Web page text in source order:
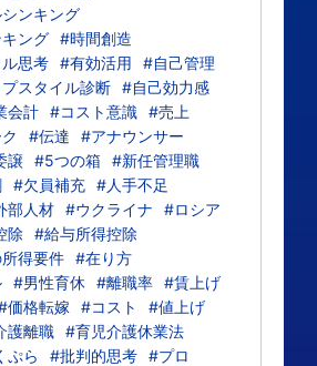
ンキング
ング #時間創造
思考 #有効活用
#自己管理
スタイル診断 #自己効力感
会計 #コスト意識 #売上
#伝達
#アナウンサー
譲 #5つの箱 #新任管理職
#欠員補充 #人手不足
部人材 #ウクライナ
#ロシア
除
#給与所得控除
得要件 #在り方
#男性育休 #離職率 #賃上げ
価格転嫁 #コスト
#値上げ
護離職 #育児介護休業法
ぷら #批判的思考 #プロ